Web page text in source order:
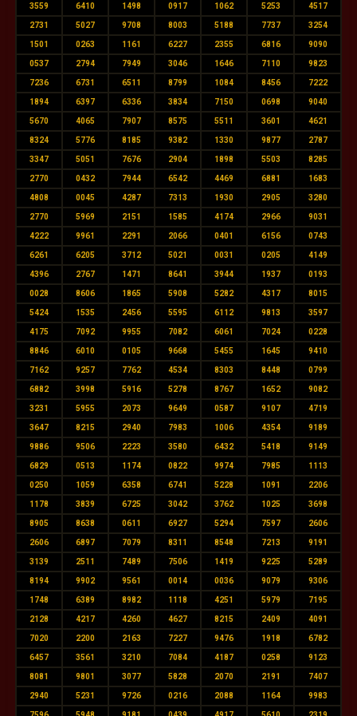
3559 6410 1498 0917 1062 5253 4517
2731 5027 9708 8003 5188 7737 3254
1501 0263 1161 6227 2355 6816 9090
0537 2794 7949 3046 1646 7110 9823
7236 6731 6511 8799 1084 8456 7222
1894 6397 6336 3834 7150 0698 9040
5670 4065 7907 8575 5511 3601 4621
8324 5776 8185 9382 1330 9877 2787
3347 5051 7676 2904 1898 5503 8285
2770 0432 7944 6542 4469 6881 1683
4808 0045 4287 7313 1930 2905 3280
2770 5969 2151 1585 4174 2966 9031
4222 9961 2291 2066 0401 6156 0743
6261 6205 3712 5021 0031 0205 4149
4396 2767 1471 8641 3944 1937 0193
0028 8606 1865 5908 5282 4317 8015
5424 1535 2456 5595 6112 9813 3597
4175 7092 9955 7082 6061 7024 0228
8846 6010 0105 9668 5455 1645 9410
7162 9257 7762 4534 8303 8448 0799
6882 3998 5916 5278 8767 1652 9082
3231 5955 2073 9649 0587 9107 4719
3647 8215 2940 7983 1006 4354 9189
9886 9506 2223 3580 6432 5418 9149
6829 0513 1174 0822 9974 7985 1113
0250 1059 6358 6741 5228 1091 2206
1178 3839 6725 3042 3762 1025 3698
8905 8638 0611 6927 5294 7597 2606
2606 6897 7079 8311 8548 7213 9191
3139 2511 7489 7506 1419 9225 5289
8194 9902 9561 0014 0036 9079 9306
1748 6389 8982 1118 4251 5979 7195
2128 4217 4260 4627 8215 2409 4091
7020 2200 2163 7227 9476 1918 6782
6457 3561 3210 7084 4187 0258 9123
8081 9801 3077 5828 2070 2191 7407
2940 5231 9726 0216 2088 1164 9983